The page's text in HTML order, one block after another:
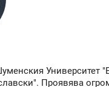
Университет
Проявява